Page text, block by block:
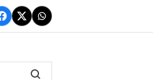
Facebook
TwitterWhatsApp